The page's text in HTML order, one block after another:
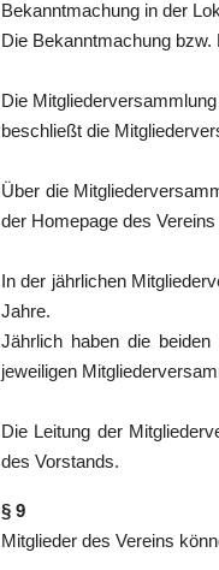
Bekanntmachung in der
Die Bekanntmachung
Die
beschließt die
Über die
der Homepage des
In der jährlichen
Jahre.
Jährlich haben die
jeweiligen
Die Leitung der
des Vorstands.
§ 9
Mitglieder des Vereins